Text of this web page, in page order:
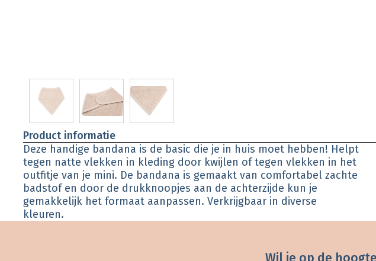
Product informatie
Deze handige bandana is de basic die je in huis moet hebben! Helpt
tegen natte vlekken in kleding door kwijlen of tegen vlekken in het
outfitje van je mini. De bandana is gemaakt van comfortabel zachte
badstof en door de drukknoopjes aan de achterzijde kun je
gemakkelijk het formaat aanpassen. Verkrijgbaar in diverse
kleuren.